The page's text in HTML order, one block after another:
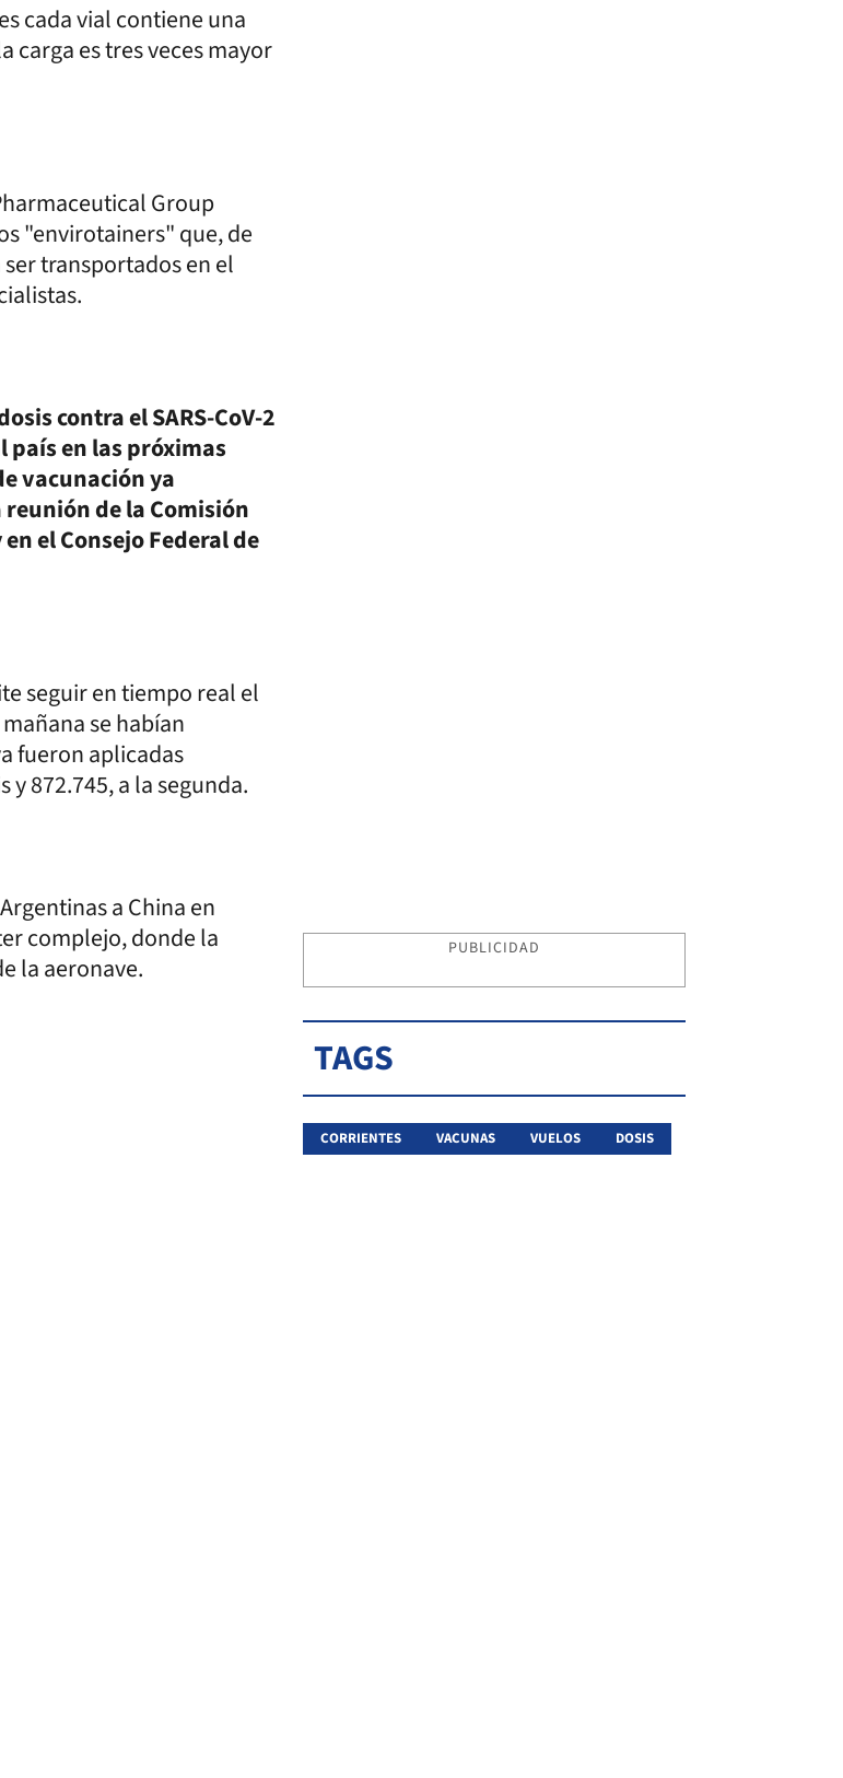
cada vial contiene una
carga es tres veces mayor
Group
"envirotainers" que, de
transportados en el
contra el SARS-CoV-2
en las próximas
vacunación ya
de la Comisión
el Consejo Federal de
seguir en tiempo real el
se habían
fueron aplicadas
872.745, a la segunda.
a China en
complejo, donde la
la aeronave.
PUBLICIDAD
TAGS
CORRIENTES VACUNAS VUELOS DOSIS